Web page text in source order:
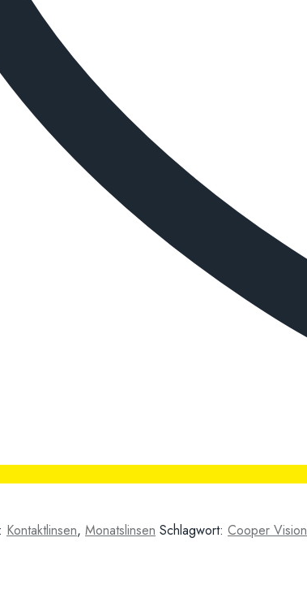
Kontaktlinsen, Monatslinsen Schlagwort: Cooper Vision